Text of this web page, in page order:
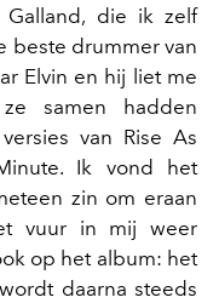
die ik zelf
beste drummer van
Elvin en hij liet me
samen hadden
van Rise As
. Ik vond het
zin om eraan
vuur in mij weer
op het album: het
daarna steeds